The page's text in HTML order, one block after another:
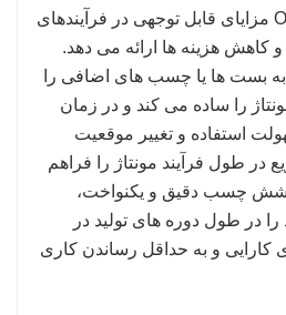
نوار چسب دو طرفه OEM مزایای قابل توجهی در فرآیندهای
و کاهش هزینه ها ارائه می دهد.
بست ها یا چسب های اضافی را
را ساده می کند و در زمان
استفاده و تغییر موقعیت
در طول فرآیند مونتاژ را فراهم
چسب دقیق و یکنواخت،
را در طول دوره های تولید در
کارایی و به حداقل رساندن کاری